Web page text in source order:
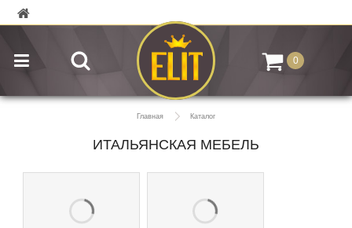
0
Главная Каталог
ИТАЛЬЯНСКАЯ МЕБЕЛЬ